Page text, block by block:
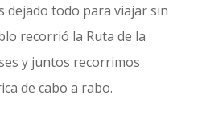
dejado todo para viajar sin
recorrió la Ruta de la
y juntos recorrimos
de cabo a rabo.